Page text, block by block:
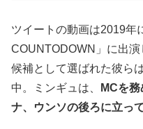
ツイートの動画は2019年
COUNTODOWN」に出
候補として選ばれた彼ら
中。ミンギュは、
MCを
ナ、ウンソの後ろに立って